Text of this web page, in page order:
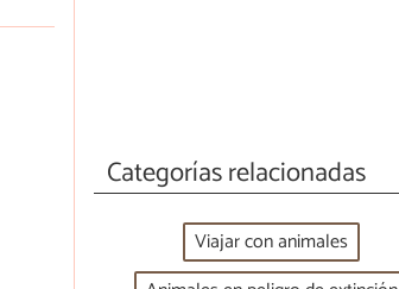
Categorías relacionadas
Viajar con animales